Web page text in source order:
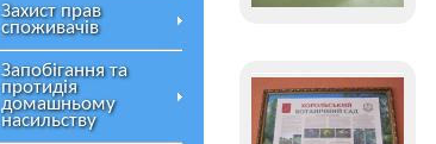
Захист прав
споживачів
Запобігання та
протидія
домашньому
насильству